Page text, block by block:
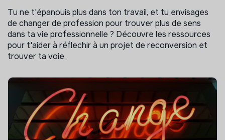
Tu ne t'épanouis plus dans ton travail, et tu envisages
de changer de profession pour trouver plus de sens
dans ta vie professionnelle ? Découvre les ressources
pour t'aider à réflechir à un projet de reconversion et
trouver ta voie.